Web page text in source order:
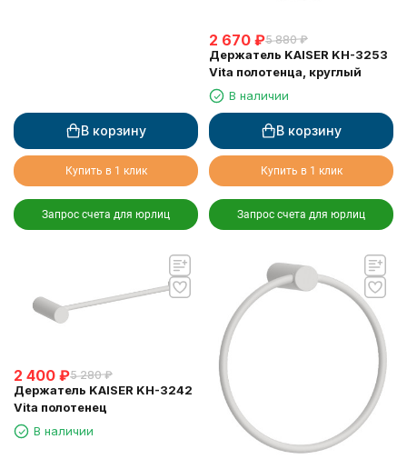
В корзину
Купить в 1 клик
Запрос счета для юрлиц
2 670 ₽5 880 ₽
Держатель KAISER KH-3253
Vita полотенца, круглый
В наличии
В корзину
Купить в 1 клик
Запрос счета для юрлиц
2 400 ₽5 280 ₽
Держатель KAISER KH-3242
Vita полотенец
В наличии